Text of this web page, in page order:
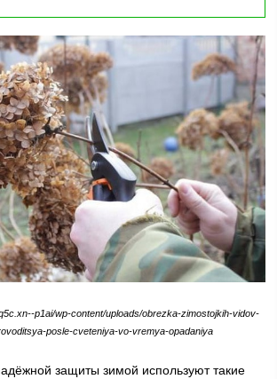
p1ai/wp-content/uploads/obrezka-zimostojkih-vidov-
posle-cveteniya-vo-vremya-opadaniya
защиты зимой используют такие